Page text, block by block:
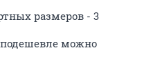
размеров - 3
подешевле можно